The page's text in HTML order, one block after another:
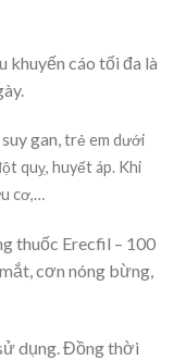
khuyến cáo tối đa là
gan,trẻ em dưới
quỵ, huyết áp. Khi
cơ,…
thuốc Erecfil – 100
cơn nóng bừng,
dụng. Đồng thời